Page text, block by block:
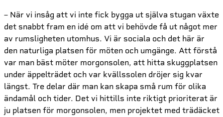
– När vi insåg att vi inte fick bygga ut själva stugan växte
det snabbt fram en idé om att vi behövde få ut något mer
av rumsligheten utomhus. Vi är sociala och det här är
den naturliga platsen för möten och umgänge. Att förstå
var man bäst möter morgonsolen, att hitta skuggplatsen
under äppelträdet och var kvällssolen dröjer sig kvar
längst. Tre delar där man kan skapa små rum för olika
ändamål och tider. Det vi hittills inte riktigt prioriterat är
ju platsen för morgonsolen, men projektet med trädäcket